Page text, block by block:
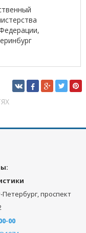
Петербург, проспект
00